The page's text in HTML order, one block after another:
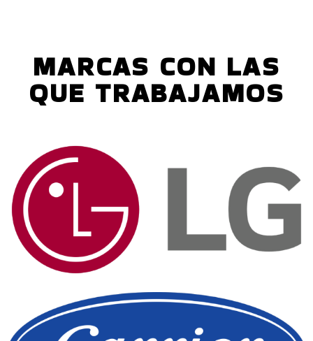
MARCAS CON LAS
QUE TRABAJAMOS